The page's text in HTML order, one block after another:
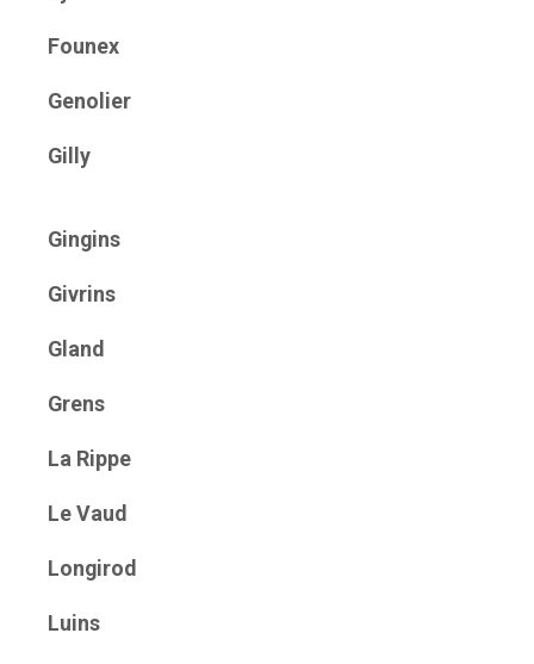
Founex
Genolier
Gilly
Gingins
Givrins
Gland
Grens
La Rippe
Le Vaud
Longirod
Luins